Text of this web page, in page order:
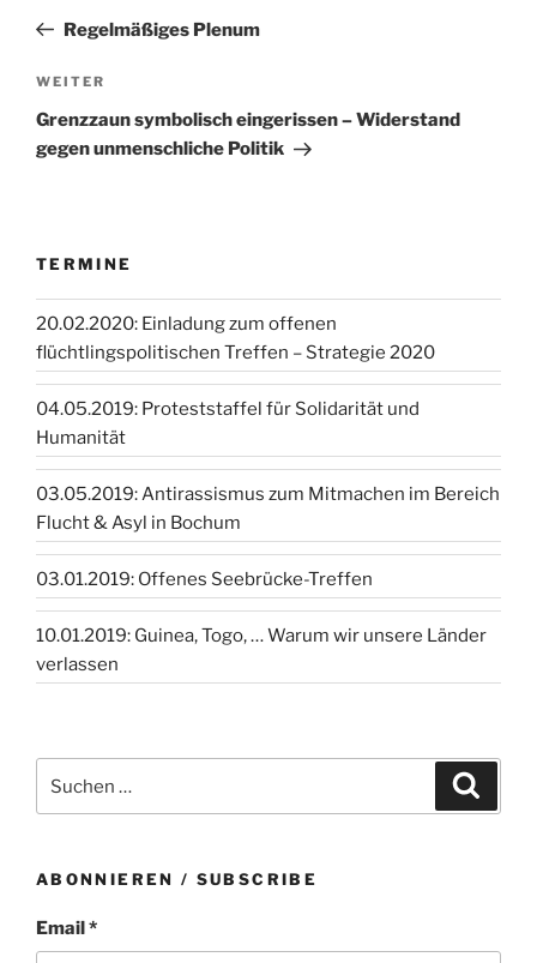
Beitrag
Regelmäßiges Plenum
Nächster
Beitrag
WEITER
Grenzzaun symbolisch eingerissen – Widerstand
gegen unmenschliche Politik
TERMINE
20.02.2020: Einladung zum offenen
flüchtlingspolitischen Treffen – Strategie 2020
04.05.2019: Proteststaffel für Solidarität und
Humanität
03.05.2019: Antirassismus zum Mitmachen im Bereich
Flucht & Asyl in Bochum
03.01.2019: Offenes Seebrücke-Treffen
10.01.2019: Guinea, Togo, … Warum wir unsere Länder
verlassen
nach:
ABONNIEREN / SUBSCRIBE
Email *